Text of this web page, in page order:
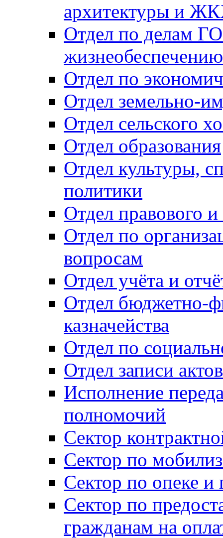
архитектуры и
Отдел по делам
Отдел по
Отдел земельно-
Отдел сельского
Отдел образования
Отдел культуры,
политики
Отдел правового
Отдел по
вопросам
Отдел учёта и
Отдел бюджетно-
казначейства
Отдел по
Отдел записи
Исполнение
полномочий
Сектор
Сектор по
Сектор по опеке и
Сектор по
гражданам на